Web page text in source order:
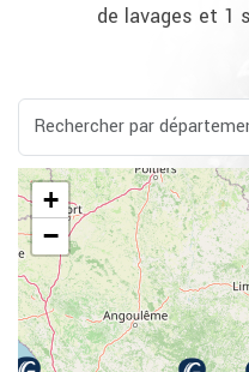
de lavages et 1
+
−